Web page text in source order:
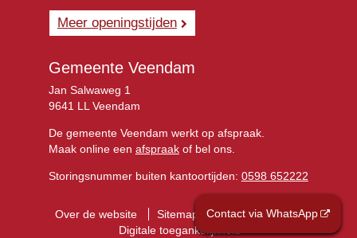
Contact via WhatsApp
Meer openingstijden
Gemeente Veendam
Jan Salwaweg 1
9641 LL Veendam
De gemeente Veendam werkt op afspraak.
Maak online een afspraakof bel ons.
Storingsnummer buiten kantoortijden: 0598 652222
Over de website Sitemap
Privacyverklaring
Digitale toegankelijkheid